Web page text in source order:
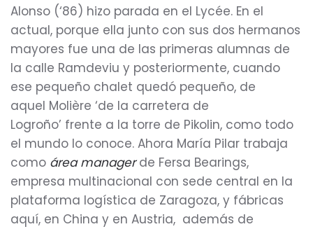
Alonso (‘86) hizo parada en el Lycée. En el
actual, porque ella junto con sus dos hermanos
mayores fue una de las primeras alumnas de
la calle Ramdeviu y posteriormente, cuando
ese pequeño chalet quedó pequeño, de
aquel Molière ‘de la carretera de
Logroño’ frente a la torre de Pikolin, como todo
el mundo lo conoce. Ahora María Pilar trabaja
como área managerde Fersa Bearings,
empresa multinacional con sede central en la
plataforma logística de Zaragoza, y fábricas
aquí, en China y en Austria, además de